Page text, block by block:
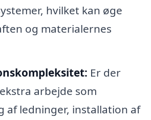
hvilket kan øge
og materialernes
Er der
arbejde som
af ledninger, installation af